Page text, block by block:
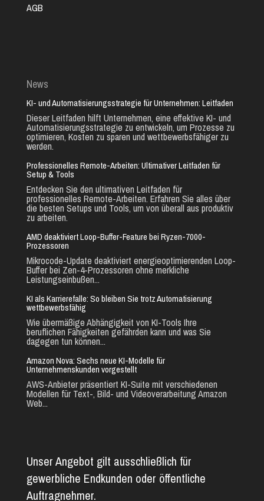
AGB
News
KI- und Automatisierungsstrategie für Unternehmen: Leitfaden
Dieser Leitfaden hilft Unternehmen, eine effektive KI- und
Automatisierungsstrategie zu entwickeln, um Prozesse zu
optimieren, Kosten zu sparen und wettbewerbsfähiger zu
werden.
Professionelles Remote-Arbeiten: Ultimativer Leitfaden für
Setup & Tools
Entdecken Sie den ultimativen Leitfaden für
professionelles Remote-Arbeiten. Erfahren Sie alles über
die besten Setups und Tools, um von überall aus produktiv
zu arbeiten.
AMD deaktiviert Loop-Buffer-Feature bei Ryzen-7000-
Prozessoren
Mikrocode-Update deaktiviert energieoptimierenden Loop-
Buffer bei Zen-4-Prozessoren ohne merkliche
Leistungseinbußen...
KI als Karrierefalle: So bleiben Sie trotz Automatisierung
wettbewerbsfähig
Wie übermäßige Abhängigkeit von KI-Tools Ihre
beruflichen Fähigkeiten gefährden kann und was Sie
dagegen tun können...
Amazon Nova: Sechs neue KI-Modelle für
Unternehmenskunden vorgestellt
AWS-Anbieter präsentiert KI-Suite mit verschiedenen
Modellen für Text-, Bild- und Videoverarbeitung Amazon
Web...
Unser Angebot gilt ausschließlich für
gewerbliche Endkunden oder öffentliche
Auftragnehmer.